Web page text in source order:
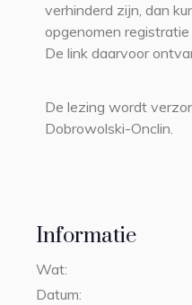
Informatie
Wat:
Datum:
verhinderd zijn, dan
opgenomen
De link daarvoor
De lezing wordt
Dobrowolski-Onclin.